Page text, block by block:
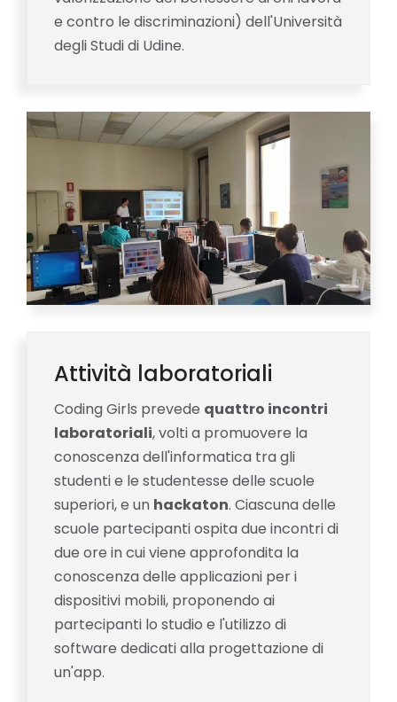
e contro le discriminazioni) dell'Università
degli Studi di Udine.
Attività laboratoriali
Coding Girls prevede quattro incontri
laboratoriali, volti a promuovere la
conoscenza dell'informatica tra gli
studenti e le studentesse delle scuole
superiori, e un hackaton. Ciascuna delle
scuole partecipanti ospita due incontri di
due ore in cui viene approfondita la
conoscenza delle applicazioni per i
dispositivi mobili, proponendo ai
partecipanti lo studio e l'utilizzo di
software dedicati alla progettazione di
un'app.